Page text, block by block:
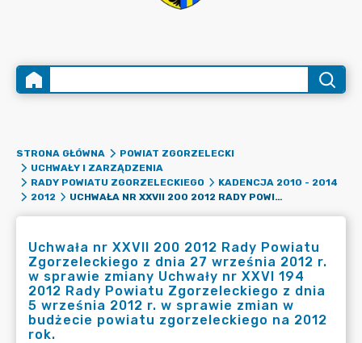
STRONA GŁÓWNA
POWIAT ZGORZELECKI
UCHWAŁY I ZARZĄDZENIA
RADY POWIATU ZGORZELECKIEGO
KADENCJA 2010 - 2014
2012
UCHWAŁA NR XXVII 200 2012 RADY POWIATU ZGORZELECKIEGO Z DNIA 27 WRZEŚNIA 2012 R. W SPRAWIE ZMIANY UCHWAŁY NR XXVI 194 2012 RADY POWIATU ZGORZELECKIEGO Z DNIA 5 WRZEŚNIA 2012 R. W SPRAWIE ZMIAN W BUDŻECIE POWIATU ZGORZELECKIEGO NA 2012 ROK.
Uchwała nr XXVII 200 2012 Rady Powiatu
Zgorzeleckiego z dnia 27 września 2012 r.
w sprawie zmiany Uchwały nr XXVI 194
2012 Rady Powiatu Zgorzeleckiego z dnia
5 września 2012 r. w sprawie zmian w
budżecie powiatu zgorzeleckiego na 2012
rok.